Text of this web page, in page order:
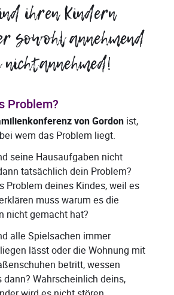
ihren Kindern
sowohl annehmend
Problem?
von Gordon ist,
wem das Problem liegt.
seine Hausaufgaben nicht
tatsächlich dein Problem?
Problem deines Kindes, weil es
muss warum es die
nicht gemacht hat?
alle Spielsachen immer
lässt oder die Wohnung mit
betritt, wessen
dann? Wahrscheinlich deins,